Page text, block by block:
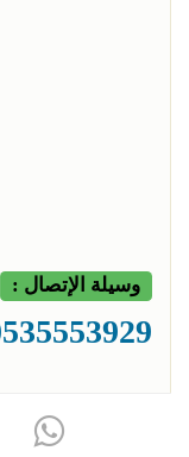
وسيلة الإتصال :